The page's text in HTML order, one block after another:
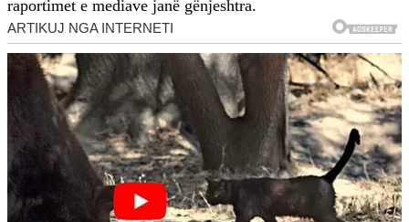
raportimet e mediave janë gënjeshtra.